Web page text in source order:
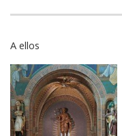
A ellos